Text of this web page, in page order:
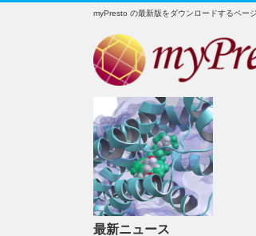
myPresto の最新版をダウンロードするペー
最新ニュース